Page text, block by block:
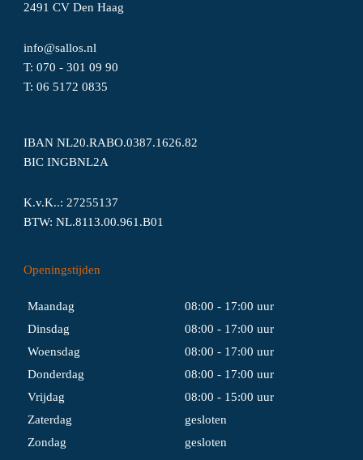
2491 CV Den Haag
info@sallos.nl
T:070 - 301 09 90
T:0651720835
IBAN NL20.RABO.0387.1626.82
BIC INGBNL2A
K.v.K..: 27255137
BTW: NL.8113.00.961.B01
Openingstijden
Maandag
08:00 - 17:00 uur
Dinsdag
08:00 - 17:00 uur
Woensdag
08:00 - 17:00 uur
Donderdag
08:00 - 17:00 uur
Vrijdag
08:00 - 15:00 uur
Zaterdag
gesloten
Zondag
gesloten